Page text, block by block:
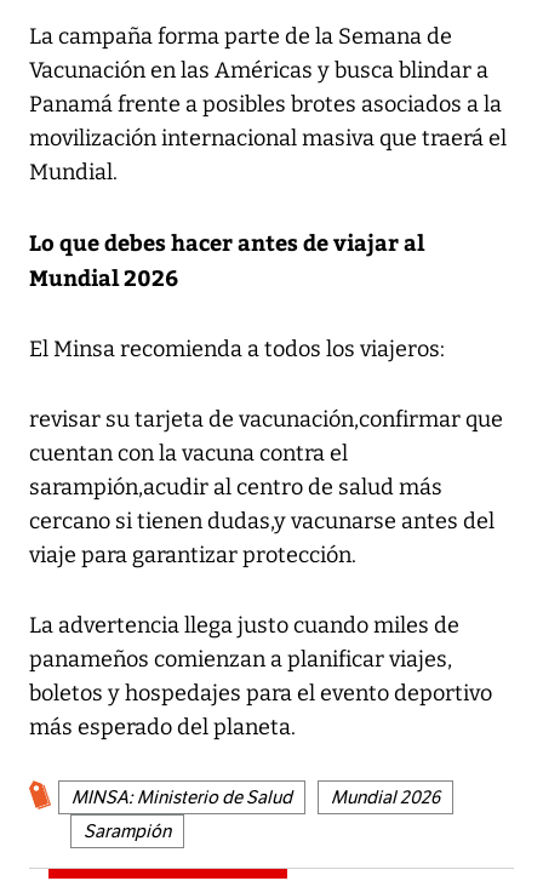
La campaña forma parte de la Semana de
Vacunación en las Américas y busca blindar a
Panamá frente a posibles brotes asociados a la
movilización internacional masiva que traerá el
Mundial.
Lo que debes hacer antes de viajar al
Mundial 2026
El Minsa recomienda a todos los viajeros:
revisar su tarjeta de vacunación,confirmar que
cuentan con la vacuna contra el
sarampión,acudir al centro de salud más
cercano si tienen dudas,y vacunarse antes del
viaje para garantizar protección.
La advertencia llega justo cuando miles de
panameños comienzan a planificar viajes,
boletos y hospedajes para el evento deportivo
más esperado del planeta.
MINSA: Ministerio de Salud
Mundial 2026
Sarampión